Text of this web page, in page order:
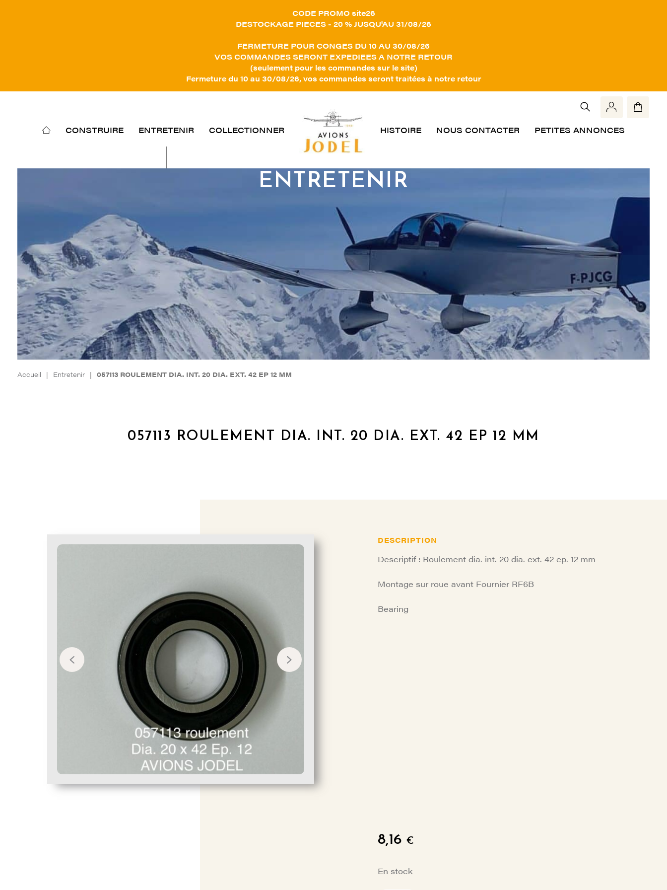
CODE PROMO site26
DESTOCKAGE PIECES - 20 % JUSQU'AU 31/08/26
FERMETURE POUR CONGES DU 10 AU 30/08/26
VOS COMMANDES SERONT EXPEDIEES A NOTRE RETOUR
(seulement pour les commandes sur le site)
Fermeture du 10 au 30/08/26, vos commandes seront traitées à notre retour
CONSTRUIRE ENTRETENIR COLLECTIONNER HISTOIRE NOUS CONTACTER PETITES ANNONCES
ENTRETENIR
Accueil | Entretenir | 057113 ROULEMENT DIA. INT. 20 DIA. EXT. 42 EP 12 MM
057113 ROULEMENT DIA. INT. 20 DIA. EXT. 42 EP 12 MM
DESCRIPTION
Descriptif : Roulement dia. int. 20 dia. ext. 42 ep. 12 mm
Montage sur roue avant Fournier RF6B
Bearing
8,16 €
En stock